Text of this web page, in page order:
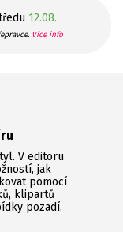
12.08.
Více info
V editoru
jak
pomocí
klipartů
pozadí.